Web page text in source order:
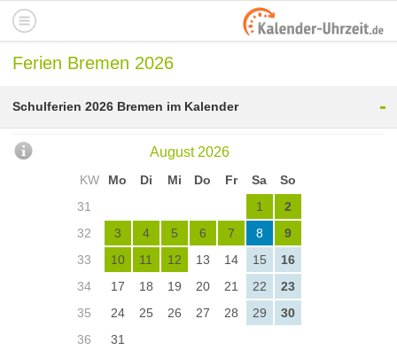
Ferien Bremen 2026
Schulferien 2026 Bremen im Kalender -
August 2026
KW Mo Di Mi Do Fr Sa
So
31
1
2
32
3 4 5 6 7 8
9
33
10 11 12 13 14 15
16
34
17 18 19 20 21 22
23
35
24 25 26 27 28 29
30
36
31